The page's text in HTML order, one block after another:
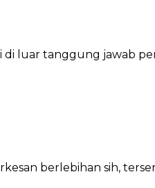
luar tanggung jawab
berlebihan sih,